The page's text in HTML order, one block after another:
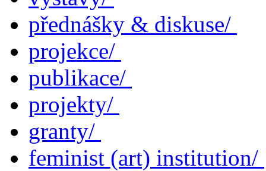
přednášky & diskuse/
projekce/
publikace/
projekty/
granty/
feminist (art) institution/